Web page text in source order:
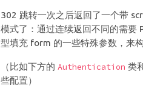
302 跳转一次之后返回了一个带
模式了：通过连续返回不同的需
型填充 form 的一些特殊参数，来
（比如下方的 Authentication 类
些配置）